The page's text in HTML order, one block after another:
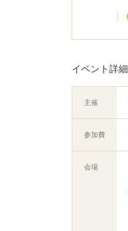
イベント詳細
主催
参加費
会場